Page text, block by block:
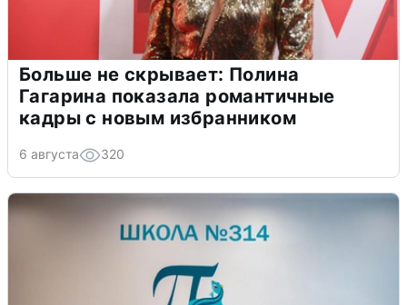
Больше не скрывает: Полина
Гагарина показала романтичные
кадры с новым избранником
6 августа 320